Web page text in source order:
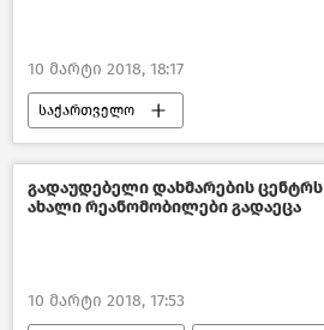
10 მარტი 2018, 18:17
საქართველო
კულტურა საქართველოში
გადაუდებელი დახმარების ცენტრს
ახალი რეანომობილები გადაეცა
10 მარტი 2018, 17:53